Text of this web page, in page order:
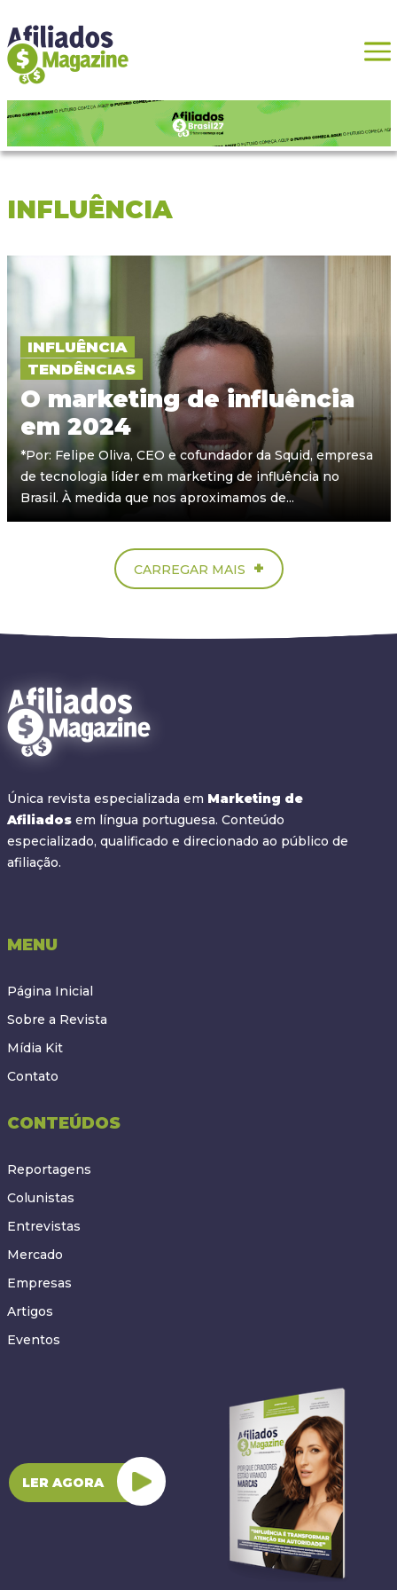
INFLUÊNCIA
INFLUÊNCIA
TENDÊNCIAS
O marketing de influência
em 2024
*Por: Felipe Oliva, CEO e cofundador da Squid, empresa
de tecnologia líder em marketing de influência no
Brasil. À medida que nos aproximamos de...
CARREGAR MAIS +
Única revista especializada em Marketing de
Afiliados em língua portuguesa. Conteúdo
especializado, qualificado e direcionado ao público de
afiliação.
MENU
Página Inicial
Sobre a Revista
Mídia Kit
Contato
CONTEÚDOS
Reportagens
Colunistas
Entrevistas
Mercado
Empresas
Artigos
Eventos
LER AGORA